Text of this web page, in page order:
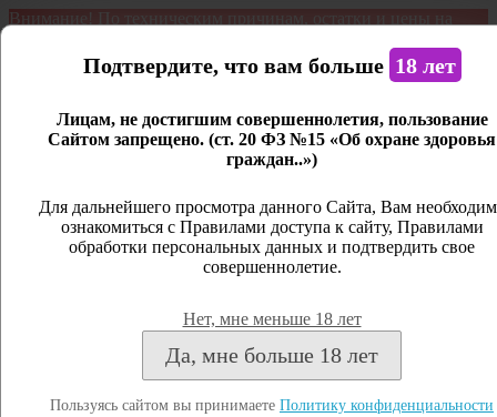
Внимание! По техническим причинам, остатки и цены на
является демонстрационным. Дистанционная продажа не
Открыть сайдбар
Личный кабинет
Закрыть
Посмотреть все результаты
Подтвердите, что вам больше 18 лет
Лицам, не достигшим совершеннолетия, пользование
Сайтом запрещено. (ст. 20 ФЗ №15 «Об охране здоровья
граждан..»)
Для дальнейшего просмотра данного Сайта, Вам
ознакомиться с Правилами доступа к сайту, Правилами
обработки персональных данных и подтвердить свое
совершеннолетие.
Нет, мне меньше 18 лет
Да, мне больше 18 лет
Пользуясь сайтом вы принимаете Политику конфиденциальности